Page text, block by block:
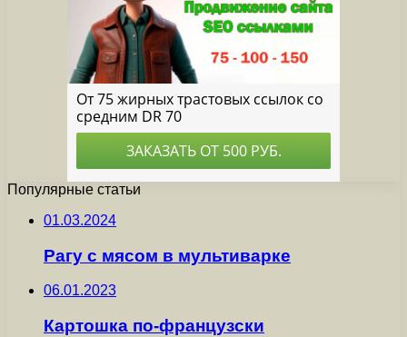
Популярные статьи
01.03.2024
Рагу с мясом в мультиварке
06.01.2023
Картошка по-французски